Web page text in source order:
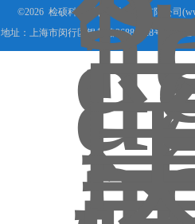
©2026 检硕科学器材（上海）有限公司
地址：上海市闵行区银都路2688弄28号2071